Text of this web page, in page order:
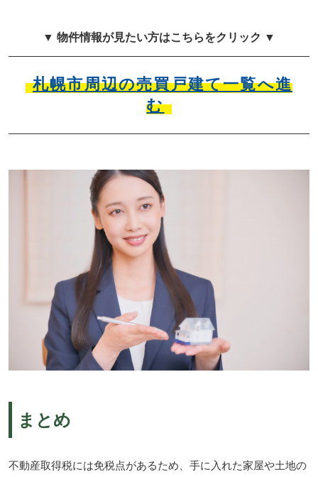
▼ 物件情報が見たい方はこちらをクリック ▼
札幌市周辺の売買戸建て一覧へ進
む
まとめ
不動産取得税には免税点があるため、手に入れた家屋や土地の